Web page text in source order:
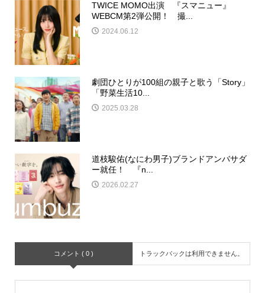
TWICE MOMO出演 『スマニュー』
WEBCM第2弾公開！ 撮...
2024.06.12
劇団ひとりが100組の親子と歌う「Story」
「野菜生活10...
2025.03.28
道枝駿佑(なにわ男子)ブランドアンバサダ
ー就任！ 『n...
2026.02.27
コメント ( 0 ) トラックバックは利用できません。